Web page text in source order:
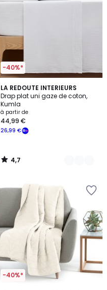
-40%*
LA REDOUTE INTERIEURS
Drap plat uni gaze de coton,
Kumla
à partir de
26,99 €
44,99 €
4,7
/ 5
15
Couleurs
4,7
/
-40%*